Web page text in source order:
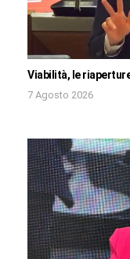
Viabilità, le
7 Agosto 2026